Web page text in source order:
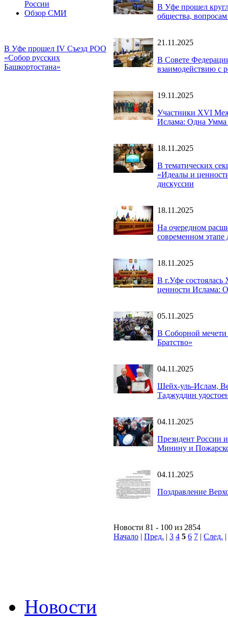
России
Обзор СМИ
В Уфе прошел IV Съезд РОО
«Собор русских
Башкортостана»
В Уфе прошел
общества,
21.11.2025
В Совете
взаимодействию с
19.11.2025
Участники XVI
Ислама: Одна Умма
18.11.2025
В тематических
«Идеалы и
дискуссии
18.11.2025
На очередном
современном этапе
18.11.2025
В г.Уфе
ценности Ислама:
05.11.2025
В Соборной мечети
Братство»
04.11.2025
Шейх-уль-Ислам,
Таджуддин
04.11.2025
Президент России
Минину и
04.11.2025
Поздравление
Новости 81 - 100 из 2854
Начало | Пред. | 3 4 5 6 7 | След. |
Новости